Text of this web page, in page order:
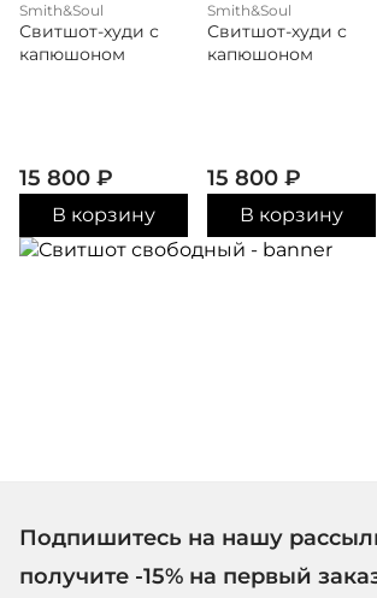
Smith&Soul
Свитшот-худи с
капюшоном
15 800 ₽
В корзину
Smith&Soul
Свитшот-худи с
капюшоном
15 800 ₽
В корзину
Подпишитесь на нашу
получите -15% на первый